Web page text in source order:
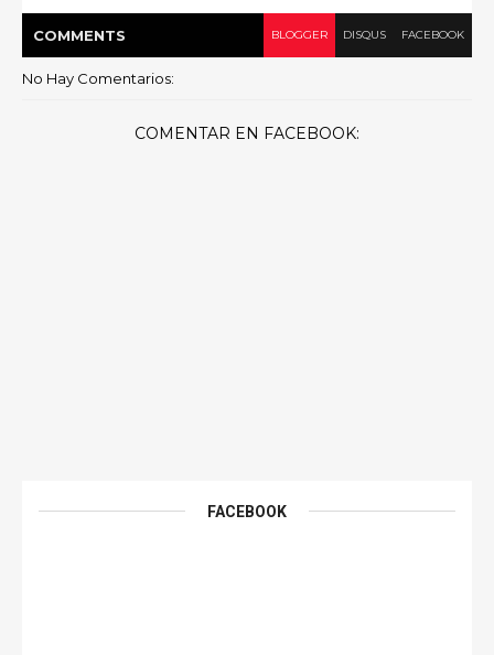
COMMENTS BLOGGER DISQUS FACEBOOK
No Hay Comentarios:
COMENTAR EN FACEBOOK:
FACEBOOK